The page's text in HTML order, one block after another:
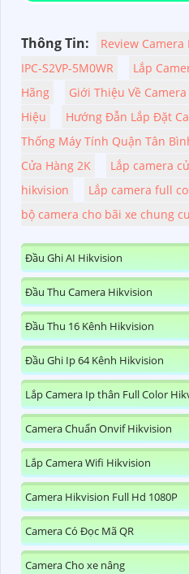
Thông Tin:
Review Camera
IPC-S2VP-5M0WR
Lắp
Hãng
Giới Thiệu Về
Hiệu
Hướng Đẫn Lắp Đặt
Thống Máy Tính Quận Tân
Cửa Hàng 2K
Lắp camera
hikvision
Lắp camera full
bộ camera cho bãi xe chung
Đầu Ghi AI Hikvision
Đầu Thu Camera Hikvision
Đầu Thu 16 Kênh Hikvision
Đầu Ghi Ip 64 Kênh Hikvision
Lắp Camera Ip thân Full Color
Camera Chuẩn Onvif Hikvision
Lắp Camera Wifi Hikvision
Camera Hikvision Full Hd 1080P
Camera Có Đọc Mã QR
Camera Cho xe nâng